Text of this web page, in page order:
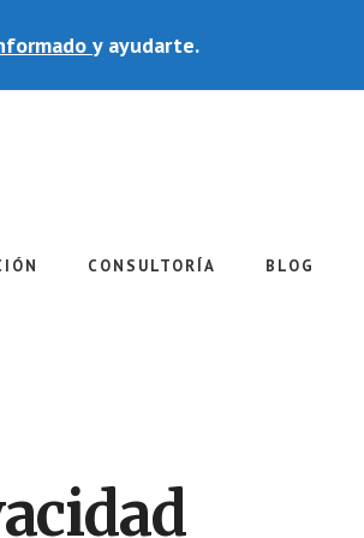
y ayudarte.
CONSULTORÍA BLOG